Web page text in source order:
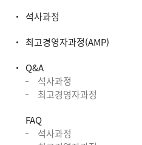
석사과정
최고경영자과정(AMP)
Q&A
석사과정
최고경영자과정
FAQ
석사과정